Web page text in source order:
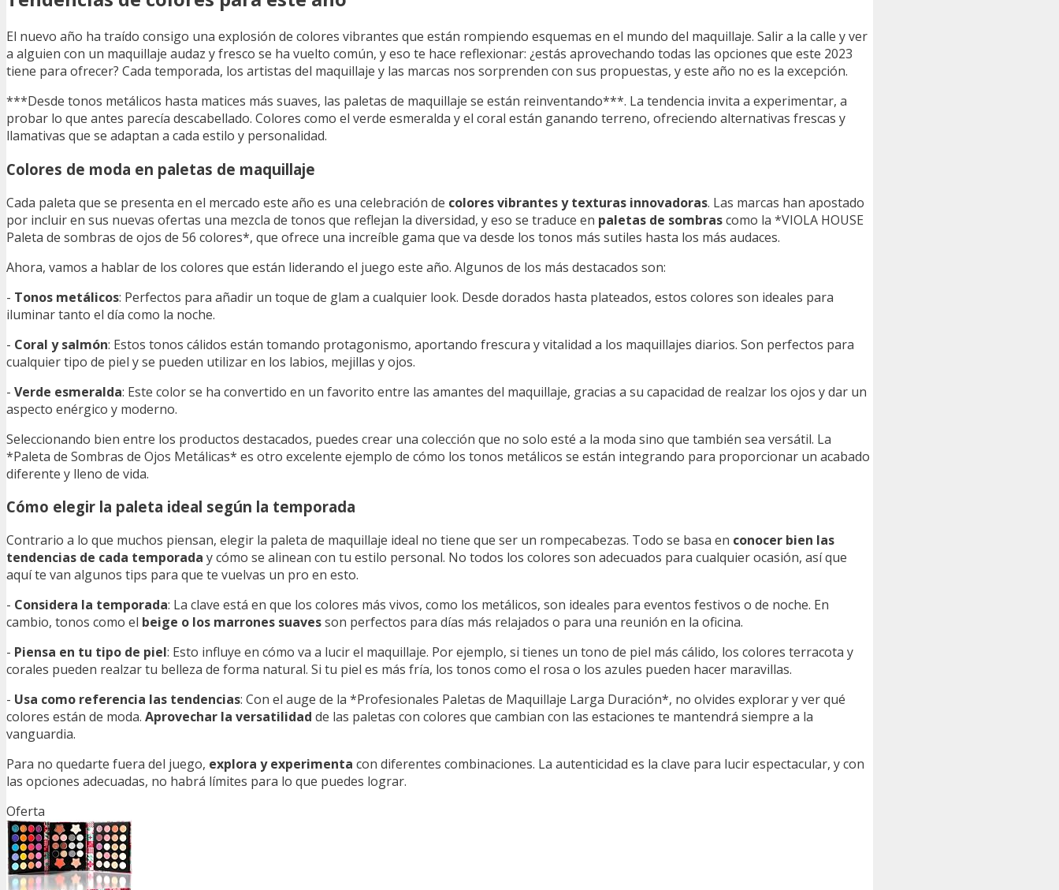
El nuevo año ha traído consigo una explosión de colores vibrantes que están rompiendo esquemas en el mundo del maquillaje. Salir a la calle y ver
a alguien con un maquillaje audaz y fresco se ha vuelto común, y eso te hace reflexionar: ¿estás aprovechando todas las opciones que este 2023
tiene para ofrecer? Cada temporada, los artistas del maquillaje y las marcas nos sorprenden con sus propuestas, y este año no es la excepción.
***Desde tonos metálicos hasta matices más suaves, las paletas de maquillaje se están reinventando***. La tendencia invita a experimentar, a
probar lo que antes parecía descabellado. Colores como el verde esmeralda y el coral están ganando terreno, ofreciendo alternativas frescas y
llamativas que se adaptan a cada estilo y personalidad.
Colores de moda en paletas de maquillaje
Cada paleta que se presenta en el mercado este año es una celebración de colores vibrantes y texturas innovadoras. Las marcas han apostado
por incluir en sus nuevas ofertas una mezcla de tonos que reflejan la diversidad, y eso se traduce en paletas de sombrascomo la *VIOLA HOUSE
Paleta de sombras de ojos de 56 colores*, que ofrece una increíble gama que va desde los tonos más sutiles hasta los más audaces.
Ahora, vamos a hablar de los colores que están liderando el juego este año. Algunos de los más destacados son:
- Tonos metálicos: Perfectos para añadir un toque de glam a cualquier look. Desde dorados hasta plateados, estos colores son ideales para
iluminar tanto el día como la noche.
- Coral y salmón: Estos tonos cálidos están tomando protagonismo, aportando frescura y vitalidad a los maquillajes diarios. Son perfectos para
cualquier tipo de piel y se pueden utilizar en los labios, mejillas y ojos.
- Verde esmeralda: Este color se ha convertido en un favorito entre las amantes del maquillaje, gracias a su capacidad de realzar los ojos y dar un
aspecto enérgico y moderno.
Seleccionando bien entre los productos destacados, puedes crear una colección que no solo esté a la moda sino que también sea versátil. La
*Paleta de Sombras de Ojos Metálicas* es otro excelente ejemplo de cómo los tonos metálicos se están integrando para proporcionar un acabado
diferente y lleno de vida.
Cómo elegir la paleta ideal según la temporada
Contrario a lo que muchos piensan, elegir la paleta de maquillaje ideal no tiene que ser un rompecabezas. Todo se basa en conocer bien las
tendencias de cada temporada y cómo se alinean con tu estilo personal. No todos los colores son adecuados para cualquier ocasión, así que
aquí te van algunos tips para que te vuelvas un pro en esto.
- Considera la temporada: La clave está en que los colores más vivos, como los metálicos, son ideales para eventos festivos o de noche. En
cambio, tonos como el beige o los marrones suavesson perfectos para días más relajados o para una reunión en la oficina.
- Piensa en tu tipo de piel: Esto influye en cómo va a lucir el maquillaje. Por ejemplo, si tienes un tono de piel más cálido, los colores terracota y
corales pueden realzar tu belleza de forma natural. Si tu piel es más fría, los tonos como el rosa o los azules pueden hacer maravillas.
- Usa como referencia las tendencias: Con el auge de la *Profesionales Paletas de Maquillaje Larga Duración*, no olvides explorar y ver qué
colores están de moda. Aprovechar la versatilidad de las paletas con colores que cambian con las estaciones te mantendrá siempre a la
vanguardia.
Para no quedarte fuera del juego, explora y experimenta con diferentes combinaciones. La autenticidad es la clave para lucir espectacular, y con
las opciones adecuadas, no habrá límites para lo que puedes lograr.
Oferta